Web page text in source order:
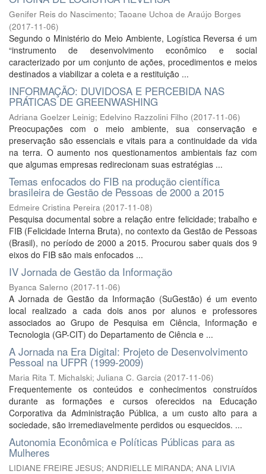
Genifer Reis do Nascimento; Taoane Uchoa de Araújo Borges
(2017-11-06)
Segundo o Ministério do Meio Ambiente, Logística Reversa é um
“instrumento de desenvolvimento econômico e social
caracterizado por um conjunto de ações, procedimentos e meios
destinados a viabilizar a coleta e a restituição ...
INFORMAÇÃO: DUVIDOSA E PERCEBIDA NAS
PRÁTICAS DE GREENWASHING
Adriana Goelzer Leinig; Edelvino Razzolini Filho (2017-11-06)
Preocupações com o meio ambiente, sua conservação e
preservação são essenciais e vitais para a continuidade da vida
na terra. O aumento nos questionamentos ambientais faz com
que algumas empresas redirecionam suas estratégias ...
Temas enfocados do FIB na produção científica
brasileira de Gestão de Pessoas de 2000 a 2015
Edmeire Cristina Pereira (2017-11-08)
Pesquisa documental sobre a relação entre felicidade; trabalho e
FIB (Felicidade Interna Bruta), no contexto da Gestão de Pessoas
(Brasil), no período de 2000 a 2015. Procurou saber quais dos 9
eixos do FIB são mais enfocados ...
IV Jornada de Gestão da Informação
Byanca Salerno (2017-11-06)
A Jornada de Gestão da Informação (SuGestão) é um evento
local realizado a cada dois anos por alunos e professores
associados ao Grupo de Pesquisa em Ciência, Informação e
Tecnologia (GP-CIT) do Departamento de Ciência e ...
A Jornada na Era Digital: Projeto de Desenvolvimento
Pessoal na UFPR (1999-2009)
Maria Rita T. Michalski; Juliana C. Garcia (2017-11-06)
Frequentemente os conteúdos e conhecimentos construídos
durante as formações e cursos oferecidos na Educação
Corporativa da Administração Pública, a um custo alto para a
sociedade, são irremediavelmente perdidos ou esquecidos. ...
Autonomia Econômica e Políticas Públicas para as
Mulheres
LIDIANE FREIRE JESUS; ANDRIELLE MIRANDA; ANA LIVIA